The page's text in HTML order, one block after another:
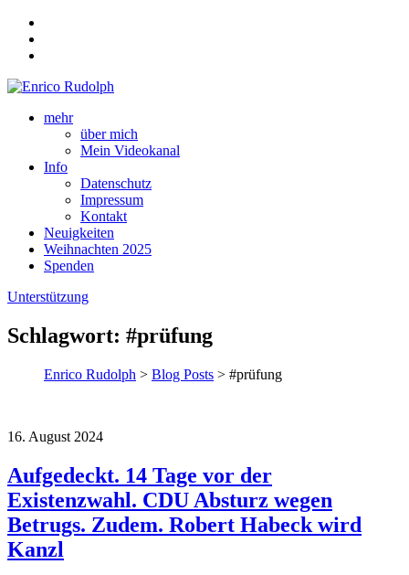
mehr
über mich
Mein Videokanal
Info
Datenschutz
Impressum
Kontakt
Neuigkeiten
Weihnachten 2025
Spenden
Unterstützung
Schlagwort: #prüfung
Enrico Rudolph > Blog Posts > #prüfung
16. August 2024
Aufgedeckt. 14 Tage vor der
Existenzwahl. CDU Absturz wegen
Betrugs. Zudem. Robert Habeck wird
Kanzl